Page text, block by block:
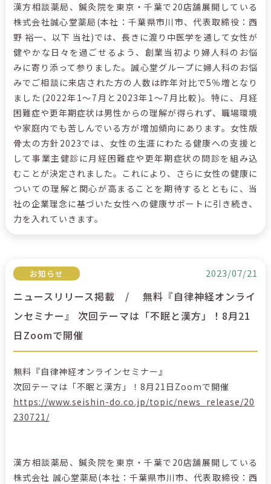
漢方相談薬局、鍼灸院を東京・千葉で20店舗展開している
株式会社誠心堂薬局(本社：千葉県市川市、代表取締役：西
野 裕一、以下 当社)では、長きに渡り中医学を通して女性が
健やかな日々を過ごせるよう、創業当初より婦人科のお悩
みに寄り添って参りました。誠心堂グループに婦人科のお悩
みでご相談に来店された方の人数は昨年対比で5％増となり
ました(2022年1～7月と2023年1～7月比較)。特に、月経
困難症や更年期症状は男性からの理解が得られず、職場環境
や家庭内でも苦しんでいる方が増加傾向にあります。女性版
骨太の方針2023では、女性の生涯にわたる健康への支援と
して事業主健診に月経困難症や更年期症状の問診を組み込
むことが決定されました。これにより、さらに女性の健康に
ついての理解と関心が高まることを期待するとともに、当
社の企業理念に基づいた女性への健康サポートに引き続き、
力を入れていきます。
お知らせ 2023/07/21
ニュースリリース掲載 / 無料『自律神経オンライ
ンセミナー』 次回テーマは「不眠と漢方」！8月21
日Zoomで開催
無料『自律神経オンラインセミナー』
次回テーマは「不眠と漢方」！8月21日Zoomで開催
https://www.seishin-do.co.jp/topic/news_release/20
230721/
漢方相談薬局、鍼灸院を東京・千葉で20店舗展開している
株式会社 誠心堂薬局(本社：千葉県市川市、代表取締役：西